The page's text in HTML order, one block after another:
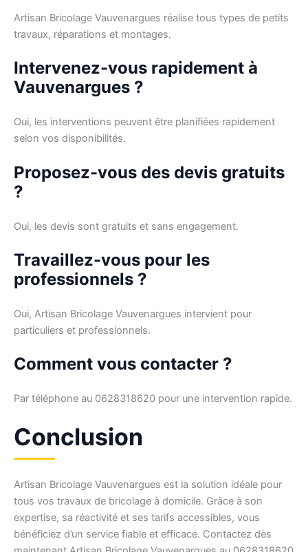
Artisan Bricolage Vauvenargues réalise tous types de petits
travaux, réparations et montages.
Intervenez-vous rapidement à
Vauvenargues ?
Oui, les interventions peuvent être planifiées rapidement
selon vos disponibilités.
Proposez-vous des devis gratuits
?
Oui, les devis sont gratuits et sans engagement.
Travaillez-vous pour les
professionnels ?
Oui, Artisan Bricolage Vauvenargues intervient pour
particuliers et professionnels.
Comment vous contacter ?
Par téléphone au 0628318620 pour une intervention rapide.
Conclusion
Artisan Bricolage Vauvenargues est la solution idéale pour
tous vos travaux de bricolage à domicile. Grâce à son
expertise, sa réactivité et ses tarifs accessibles, vous
bénéficiez d’un service fiable et efficace. Contactez dès